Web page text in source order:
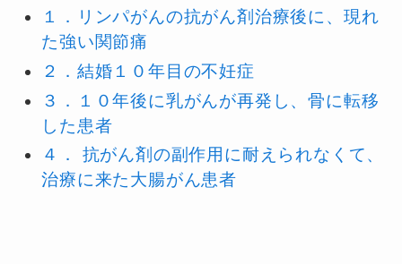
１．リンパがんの抗がん剤治療後に、現れ
た強い関節痛
２．結婚１０年目の不妊症
３．１０年後に乳がんが再発し、骨に転移
した患者
４． 抗がん剤の副作用に耐えられなくて、
治療に来た大腸がん患者